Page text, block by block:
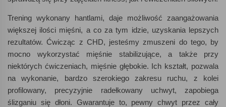
Trening wykonany hantlami, daje możliwość zaangażowania
większej ilości mięśni, a co za tym idzie, uzyskania lepszych
rezultatów. Ćwicząc z CHD, jesteśmy zmuszeni do tego, by
mocno wykorzystać mięśnie stabilizujące, a także przy
niektórych ćwiczeniach, mięśnie głębokie. Ich kształt, pozwala
na wykonanie, bardzo szerokiego zakresu ruchu, z kolei
profilowany, precyzyjnie radełkowany uchwyt, zapobiega
ślizganiu się dłoni. Gwarantuje to, pewny chwyt przez cały